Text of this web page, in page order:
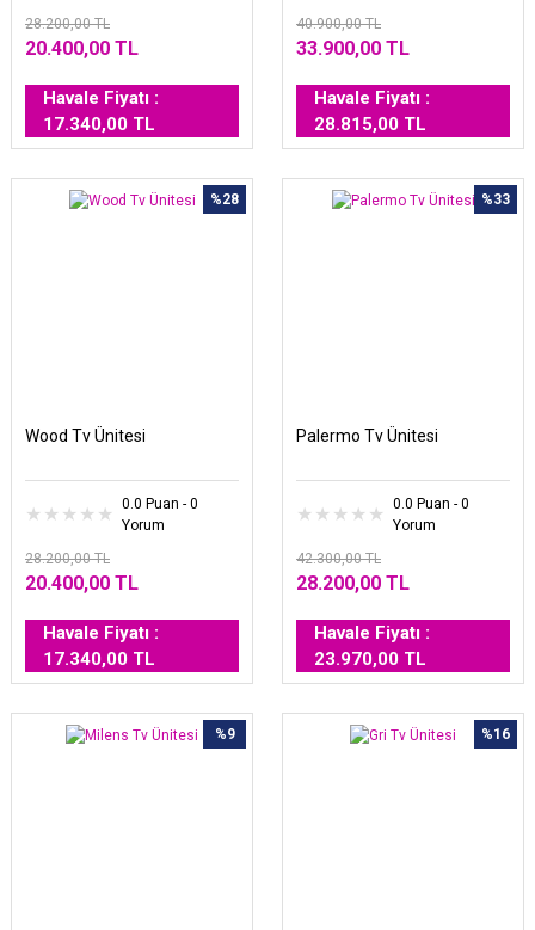
28.200,00 TL
20.400,00 TL
Havale Fiyatı :
17.340,00 TL
40.900,00 TL
33.900,00 TL
Havale Fiyatı :
28.815,00 TL
%28
Wood Tv Ünitesi
0.0 Puan - 0
Yorum
28.200,00 TL
20.400,00 TL
Havale Fiyatı :
17.340,00 TL
%33
Palermo Tv Ünitesi
0.0 Puan - 0
Yorum
42.300,00 TL
28.200,00 TL
Havale Fiyatı :
23.970,00 TL
%9 %16